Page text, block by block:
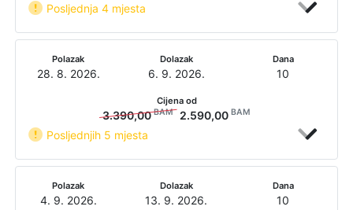
Posljednja 4 mjesta
Polazak
28. 8. 2026.
Dolazak
6. 9. 2026.
Dana
10
Posljednjih 5 mjesta
Cijena od
3.390,00BAM 2.590,00 BAM
Polazak
4. 9. 2026.
Dolazak
13. 9. 2026.
Dana
10